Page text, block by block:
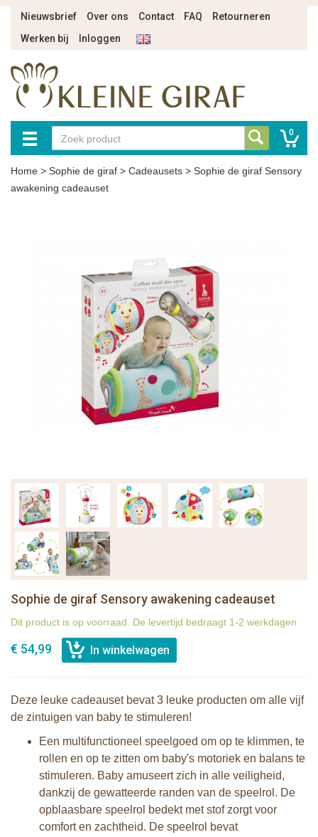
Nieuwsbrief Over ons Contact FAQ
Retourneren
Werken bij
Inloggen
0
Home > Sophie de giraf > Cadeausets > Sophie de giraf Sensory
awakening cadeauset
Sophie de giraf Sensory awakening cadeauset
Dit product is op voorraad. De levertijd bedraagt 1-2 werkdagen
€ 54,99
Deze leuke cadeauset bevat 3 leuke producten om alle vijf
de zintuigen van baby te stimuleren!
Een multifunctioneel speelgoed om op te klimmen, te
rollen en op te zitten om baby's motoriek en balans te
stimuleren. Baby amuseert zich in alle veiligheid,
dankzij de gewatteerde randen van de speelrol. De
opblaasbare speelrol bedekt met stof zorgt voor
comfort en zachtheid. De speelrol bevat